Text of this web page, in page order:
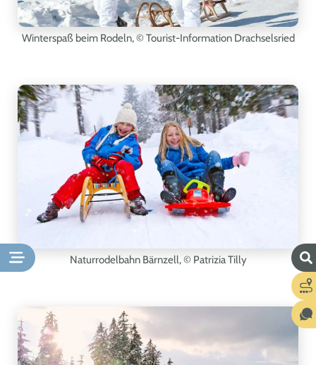
Winterspaß beim Rodeln,© Tourist-Information Drachselsried
Naturrodelbahn Bärnzell,© Patrizia Tilly